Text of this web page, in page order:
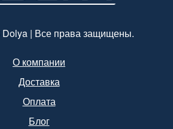
| Все права защищены.
О компании
Доставка
Оплата
Блог